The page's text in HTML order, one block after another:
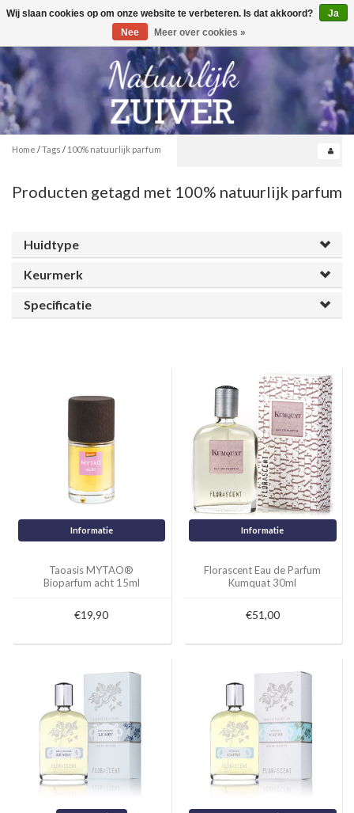
Toggle
0
Home /Tags / 100% natuurlijk parfum
Producten getagd met 100% natuurlijk parfum
Huidtype
Keurmerk
Specificatie
Informatie
Taoasis MYTAO®
Bioparfum acht 15ml
€19,90
Informatie
Florascent Eau de Parfum
Kumquat 30ml
€51,00
Wij slaan cookies op om onze website te verbeteren. Is dat akkoord?
Ja
Nee
Meer over cookies »